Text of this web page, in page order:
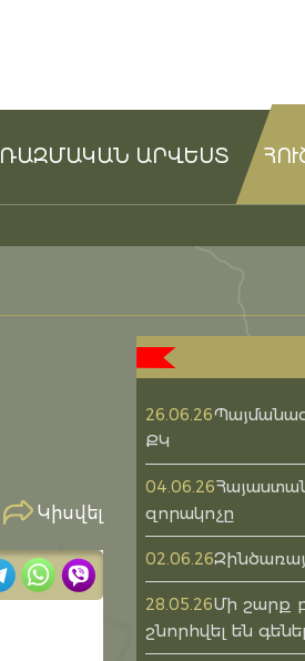
ՌԱԶՄԱԿԱՆ ԱՐՎԵՍՏ
Կիսվել
26.06.26
ՔԿ
04.06.26
զորակոչը
02.06.26
28.05.26Մի շարք
շնորհվել են